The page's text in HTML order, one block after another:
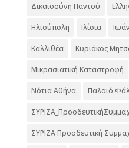
Δικαιοσύνη Παντού
Ηλιούπολη Ιλίσια
Καλλιθέα Κυριάκος
Μικρασιατική Καταστροφή
Νότια Αθήνα Παλαιό
ΣΥΡΙΖΑ Προοδευτική